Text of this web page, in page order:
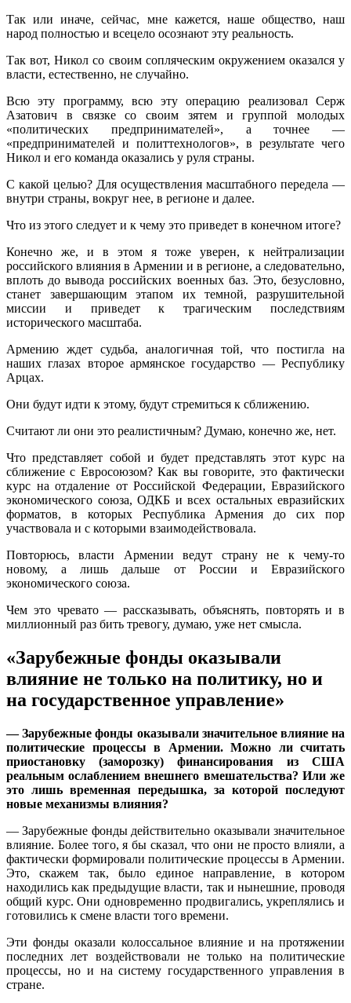
Так или иначе, сейчас, мне кажется, наше общество, наш
народ полностью и всецело осознают эту реальность.
Так вот, Никол со своим сопляческим окружением оказался у
власти, естественно, не случайно.
Всю эту программу, всю эту операцию реализовал Серж
Азатович в связке со своим зятем и группой молодых
«политических предпринимателей», а точнее —
«предпринимателей и политтехнологов», в результате чего
Никол и его команда оказались у руля страны.
С какой целью? Для осуществления масштабного передела —
внутри страны, вокруг нее, в регионе и далее.
Что из этого следует и к чему это приведет в конечном итоге?
Конечно же, и в этом я тоже уверен, к нейтрализации
российского влияния в Армении и в регионе, а следовательно,
вплоть до вывода российских военных баз. Это, безусловно,
станет завершающим этапом их темной, разрушительной
миссии и приведет к трагическим последствиям
исторического масштаба.
Армению ждет судьба, аналогичная той, что постигла на
наших глазах второе армянское государство — Республику
Арцах.
Они будут идти к этому, будут стремиться к сближению.
Считают ли они это реалистичным? Думаю, конечно же, нет.
Что представляет собой и будет представлять этот курс на
сближение с Евросоюзом? Как вы говорите, это фактически
курс на отдаление от Российской Федерации, Евразийского
экономического союза, ОДКБ и всех остальных евразийских
форматов, в которых Республика Армения до сих пор
участвовала и с которыми взаимодействовала.
Повторюсь, власти Армении ведут страну не к чему-то
новому, а лишь дальше от России и Евразийского
экономического союза.
Чем это чревато — рассказывать, объяснять, повторять и в
миллионный раз бить тревогу, думаю, уже нет смысла.
«Зарубежные фонды оказывали
влияние не только на политику, но и
на государственное управление»
— Зарубежные фонды оказывали значительное влияние на
политические процессы в Армении. Можно ли считать
приостановку (заморозку) финансирования из США
реальным ослаблением внешнего вмешательства? Или же
это лишь временная передышка, за которой последуют
новые механизмы влияния?
— Зарубежные фонды действительно оказывали значительное
влияние. Более того, я бы сказал, что они не просто влияли, а
фактически формировали политические процессы в Армении.
Это, скажем так, было единое направление, в котором
находились как предыдущие власти, так и нынешние, проводя
общий курс. Они одновременно продвигались, укреплялись и
готовились к смене власти того времени.
Эти фонды оказали колоссальное влияние и на протяжении
последних лет воздействовали не только на политические
процессы, но и на систему государственного управления в
стране.